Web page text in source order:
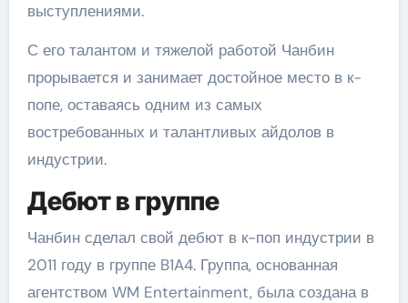
выступлениями.
С его талантом и тяжелой работой Чанбин
прорывается и занимает достойное место в к-
попе, оставаясь одним из самых
востребованных и талантливых айдолов в
индустрии.
Дебют в группе
Чанбин сделал свой дебют в к-поп индустрии в
2011 году в группе B1A4. Группа, основанная
агентством WM Entertainment, была создана в